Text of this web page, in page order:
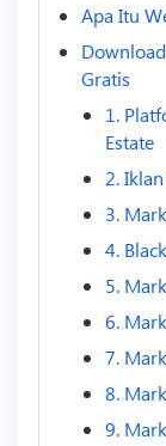
Apa Itu
Gratis
1.
Estate
2.
3.
4.
5.
6.
7.
8.
9.